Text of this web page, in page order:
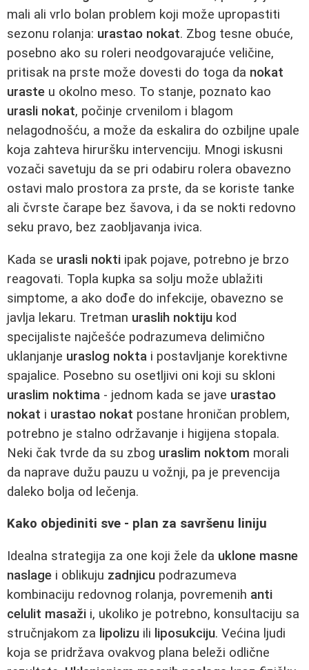
mali ali vrlo bolan problem koji može upropastiti
sezonu rolanja: urastao nokat. Zbog tesne obuće,
posebno ako su roleri neodgovarajuće veličine,
pritisak na prste može dovesti do toga da nokat
uraste u okolno meso. To stanje, poznato kao
urasli nokat, počinje crvenilom i blagom
nelagodnošću, a može da eskalira do ozbiljne upale
koja zahteva hiruršku intervenciju. Mnogi iskusni
vozači savetuju da se pri odabiru rolera obavezno
ostavi malo prostora za prste, da se koriste tanke
ali čvrste čarape bez šavova, i da se nokti redovno
seku pravo, bez zaobljavanja ivica.
Kada se urasli nokti ipak pojave, potrebno je brzo
reagovati. Topla kupka sa solju može ublažiti
simptome, a ako dođe do infekcije, obavezno se
javlja lekaru. Tretman uraslih noktiju kod
specijaliste najčešće podrazumeva delimično
uklanjanje uraslog nokta i postavljanje korektivne
spajalice. Posebno su osetljivi oni koji su skloni
uraslim noktima - jednom kada se jave urastao
nokat i urastao nokat postane hroničan problem,
potrebno je stalno održavanje i higijena stopala.
Neki čak tvrde da su zbog uraslim noktom morali
da naprave dužu pauzu u vožnji, pa je prevencija
daleko bolja od lečenja.
Kako objediniti sve - plan za savršenu liniju
Idealna strategija za one koji žele da uklone masne
naslage i oblikuju zadnjicu podrazumeva
kombinaciju redovnog rolanja, povremenih anti
celulit masaži i, ukoliko je potrebno, konsultaciju sa
stručnjakom za lipolizu ili liposukciju. Većina ljudi
koja se pridržava ovakvog plana beleži odlične